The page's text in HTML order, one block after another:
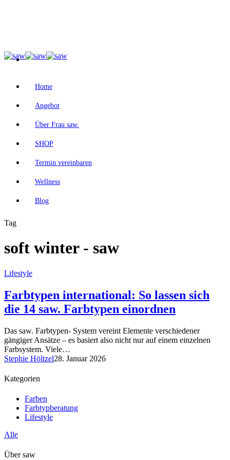
Home
Angebot
Über Frau saw.
SHOP
Termin vereinbaren
Wellness
Blog
Tag
soft winter - saw
Lifestyle
Farbtypen international: So lassen sich
die 14 saw. Farbtypen einordnen
Das saw. Farbtypen- System vereint Elemente verschiedener
gängiger Ansätze – es basiert also nicht nur auf einem einzelnen
Farbsystem. Viele…
Stephie Höltzel28. Januar 2026
Kategorien
Farben
Farbtypberatung
Lifestyle
Alle
Über saw